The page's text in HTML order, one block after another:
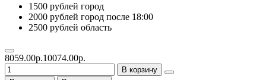
1500 рублей город
2000 рублей город после 18:00
2500 рублей область
8059.00р.10074.00р.
В корзину